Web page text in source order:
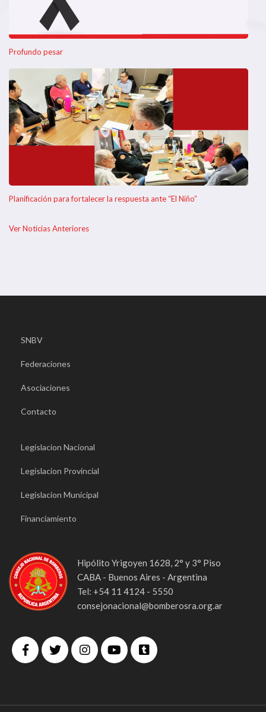
Profundo pesar
Planificación para fortalecer la respuesta ante “El Niño”
Ver Noticias Anteriores
SNBV
Federaciones
Asociaciones
Contacto
Legislacion Nacional
Legislacion Provincial
Legislacion Municipal
Financiamiento
Hipólito Yrigoyen 1628, 2° y 3° Piso
CABA - Buenos Aires - Argentina
Tel: +54 11 4124 - 5550
consejonacional@bomberosra.org.ar